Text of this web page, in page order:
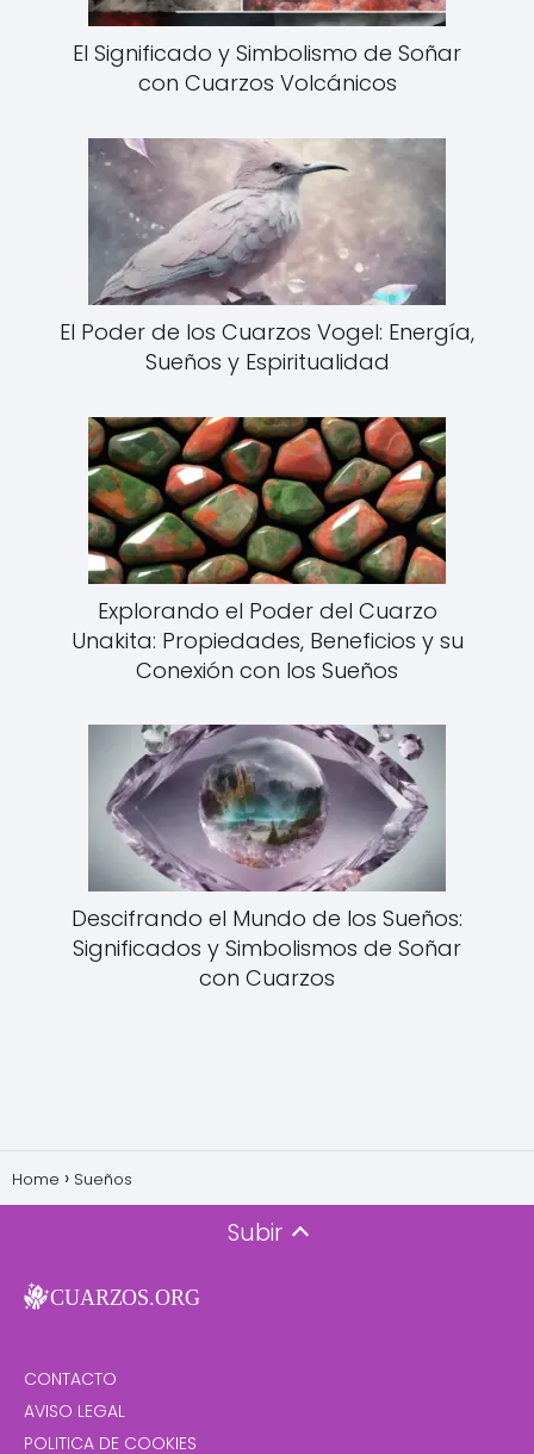
El Significado y Simbolismo de Soñar
con Cuarzos Volcánicos
El Poder de los Cuarzos Vogel: Energía,
Sueños y Espiritualidad
Explorando el Poder del Cuarzo
Unakita: Propiedades, Beneficios y su
Conexión con los Sueños
Descifrando el Mundo de los Sueños:
Significados y Simbolismos de Soñar
con Cuarzos
Home Sueños
Subir
CONTACTO
AVISO LEGAL
POLITICA DE COOKIES